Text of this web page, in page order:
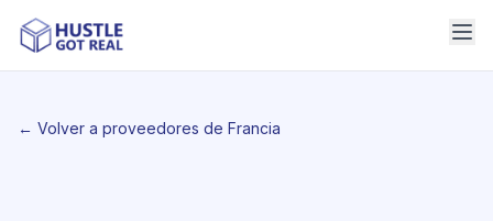
← Volver a proveedores de Francia